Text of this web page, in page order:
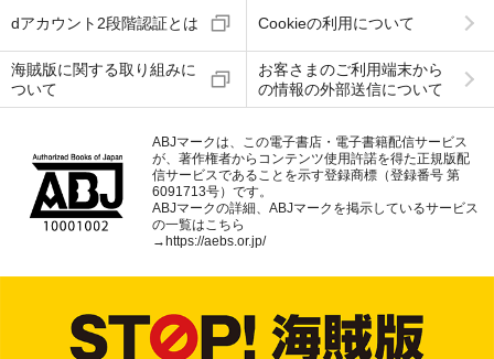
dアカウント2段階認証とは Cookieの利用について
海賊版に関する取り組みに
ついて
お客さまのご利用端末から
の情報の外部送信について
ABJマークは、この電子書店・電子書籍配信サービス
が、著作権者からコンテンツ使用許諾を得た正規版配
信サービスであることを示す登録商標（登録番号 第
6091713号）です。
ABJマークの詳細、ABJマークを掲示しているサービス
の一覧はこちら
→ https://aebs.or.jp/